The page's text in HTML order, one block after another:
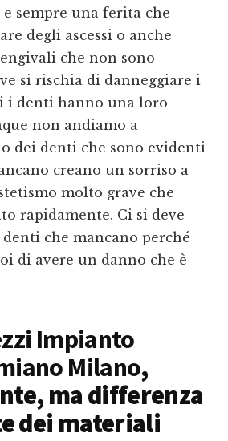
sempre una ferita che
degli ascessi o anche
che non sono
si rischia di danneggiare i
i denti hanno una loro
non andiamo a
dei denti che sono evidenti
creano un sorriso a
molto grave che
rapidamente. Ci si deve
che mancano perché
di avere un danno che è
Impianto
Milano,
ma differenza
dei materiali